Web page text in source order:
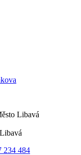
Libavá
234 484